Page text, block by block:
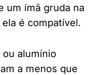
um ímã gruda na
é compatível.
alumínio
a menos que